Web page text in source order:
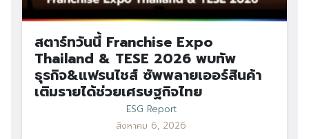
Search
สตาร์ทวันนี้ Franchise Expo
Thailand & TESE 2026 พบทัพ
ธุรกิจ&แฟรนไชส์ ซัพพลายเออร์สินค้า
เติมรายได้ช่วยเศรษฐกิจไทย
ESG Report
สิงหาคม 6, 2026